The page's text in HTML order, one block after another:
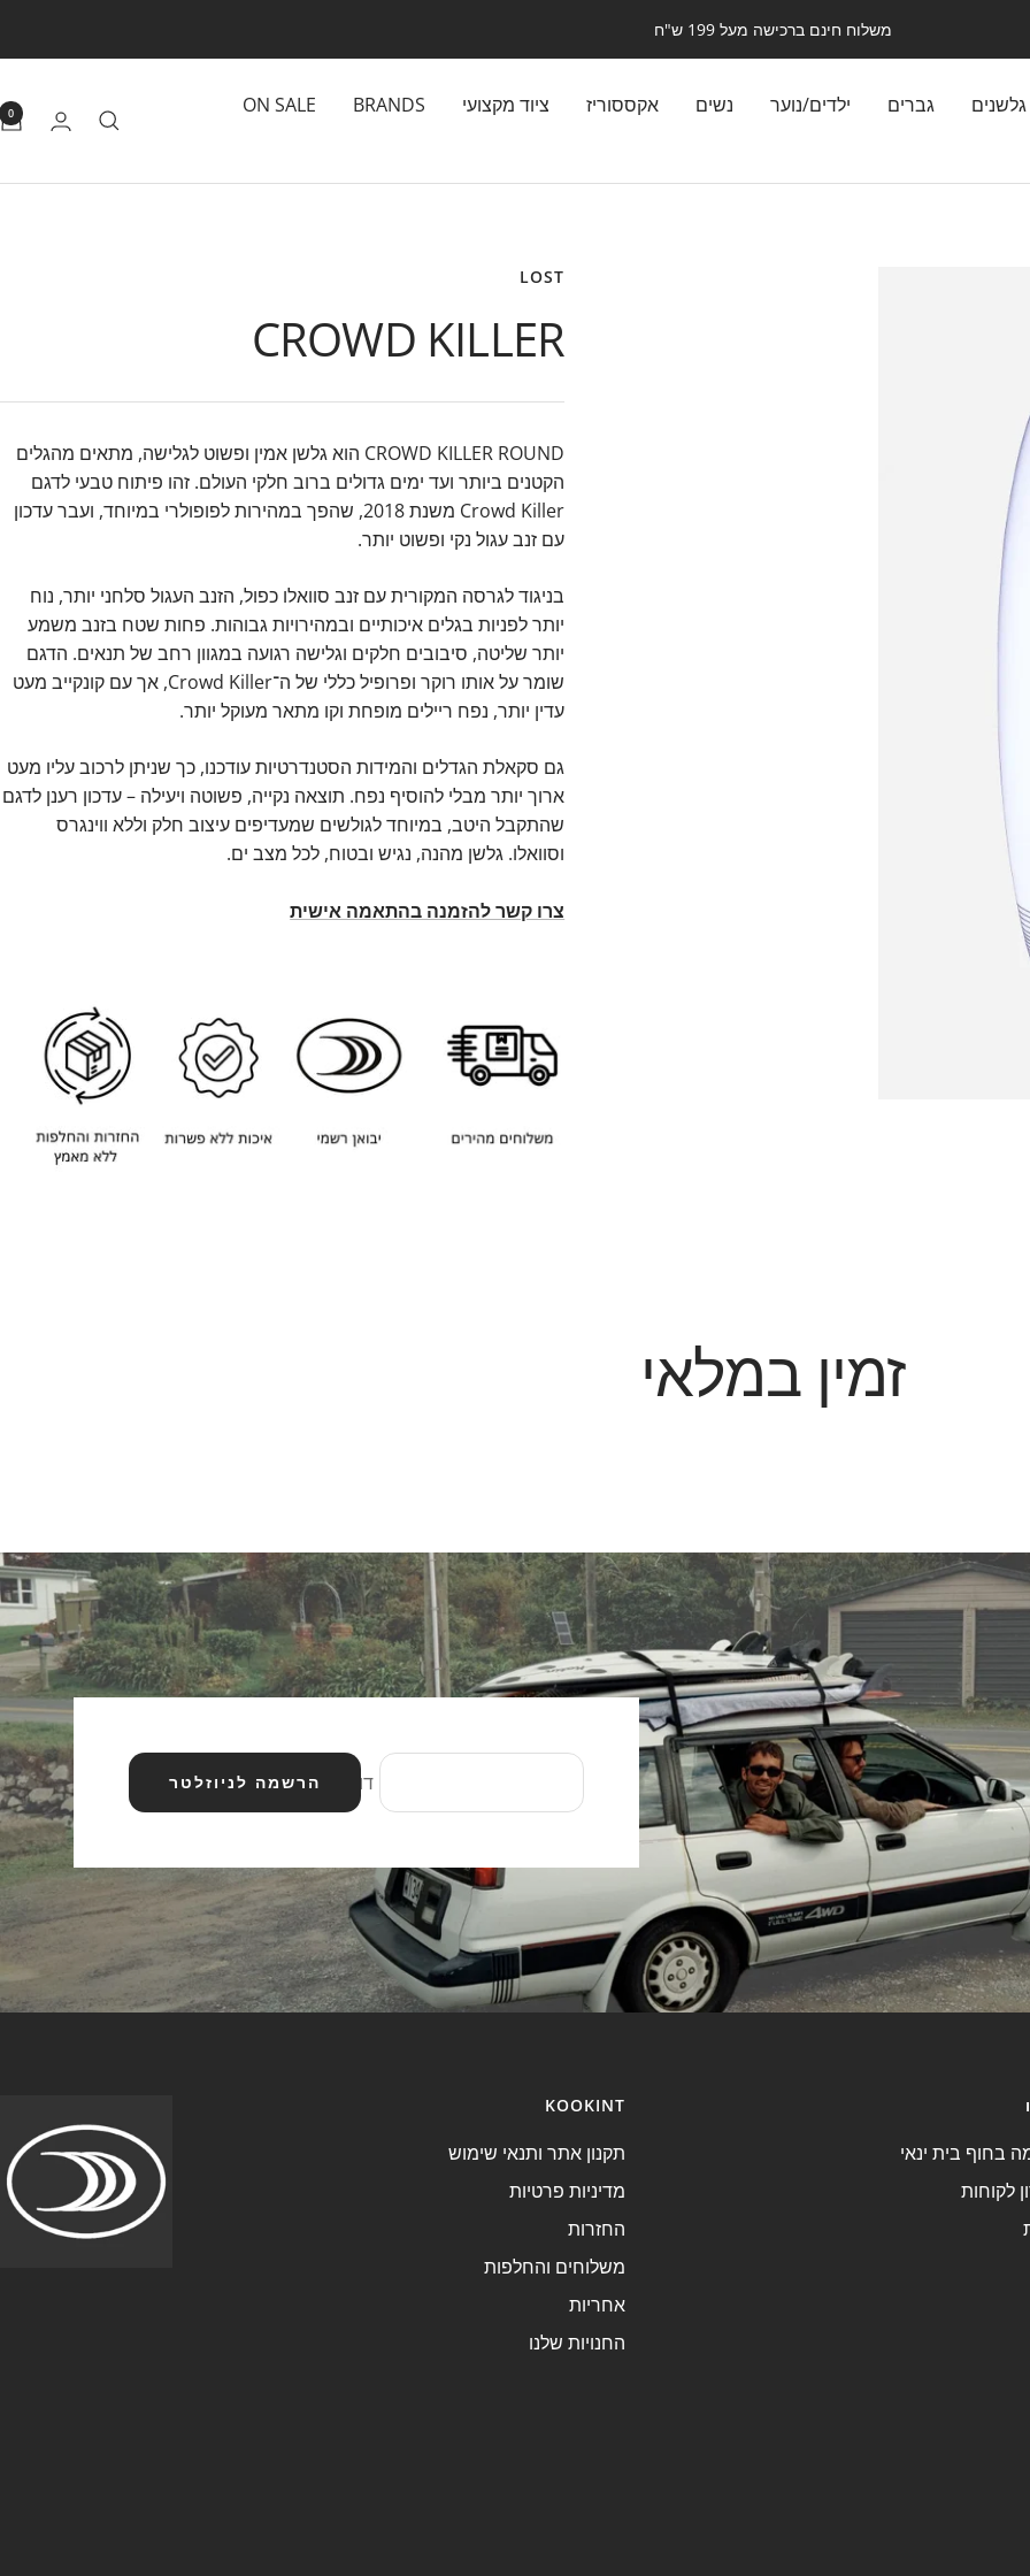
משלוח חינם ברכישה מעל 199 ש"ח
גלשנים גברים ילדים/נוער נשים אקססוריז ציוד מקצועי BRANDS
ON SALE
0
LOST
CROWD KILLER
CROWD KILLER ROUND הוא גלשן אמין ופשוט לגלישה, מתאים מהגלים
הקטנים ביותר ועד ימים גדולים ברוב חלקי העולם. זהו פיתוח טבעי לדגם
Crowd Killer משנת 2018, שהפך במהירות לפופולרי במיוחד, ועבר עדכון
עם זנב עגול נקי ופשוט יותר.
בניגוד לגרסה המקורית עם זנב סוואלו כפול, הזנב העגול סלחני יותר, נוח
יותר לפניות בגלים איכותיים ובמהירויות גבוהות. פחות שטח בזנב משמע
יותר שליטה, סיבובים חלקים וגלישה רגועה במגוון רחב של תנאים. הדגם
שומר על אותו רוקר ופרופיל כללי של ה־Crowd Killer, אך עם קונקייב מעט
עדין יותר, נפח ריילים מופחת וקו מתאר מעוקל יותר.
גם סקאלת הגדלים והמידות הסטנדרטיות עודכנו, כך שניתן לרכוב עליו מעט
ארוך יותר מבלי להוסיף נפח. תוצאה נקייה, פשוטה ויעילה – עדכון רענן לדגם
שהתקבל היטב, במיוחד לגולשים שמעדיפים עיצוב חלק וללא ווינגרס
וסוואלו. גלשן מהנה, נגיש ובטוח, לכל מצב ים.
צרו קשר להזמנה בהתאמה אישית
זמין במלאי
דוא״ל הרשמה לניוזלטר
בחוף בית ינאי
לקוחות
KOOKINT
תקנון אתר ותנאי שימוש
מדיניות פרטיות
החזרות
משלוחים והחלפות
אחריות
החנויות שלנו